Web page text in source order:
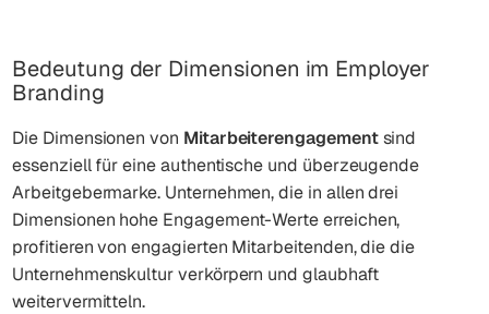
Bedeutung der Dimensionen im Employer
Branding
Die Dimensionen von Mitarbeiterengagementsind
essenziell für eine authentische und überzeugende
Arbeitgebermarke. Unternehmen, die in allen drei
Dimensionen hohe Engagement-Werte erreichen,
profitieren von engagierten Mitarbeitenden, die die
Unternehmenskultur verkörpern und glaubhaft
weitervermitteln.